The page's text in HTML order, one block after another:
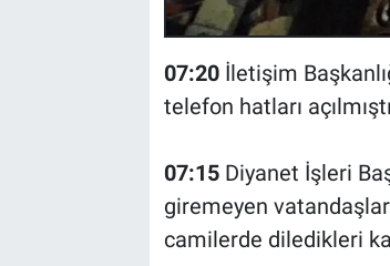
07:20İletişim
telefon hatları
07:15Diyanet İşleri
giremeyen
camilerde diledikleri